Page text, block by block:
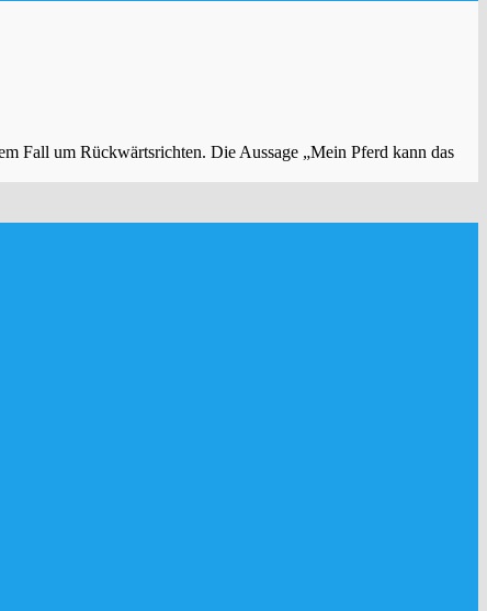
Fall um Rückwärtsrichten. Die Aussage „Mein Pferd kann das